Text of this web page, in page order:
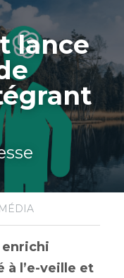
lance
enrichi
à l’e-veille et